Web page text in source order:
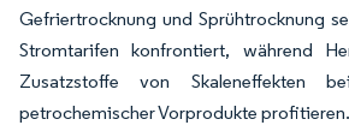
Gefriertrocknung und Sprühtrocknung
Stromtarifen konfrontiert, während
Zusatzstoffe von Skaleneffekten
petrochemischer Vorprodukte profitieren.